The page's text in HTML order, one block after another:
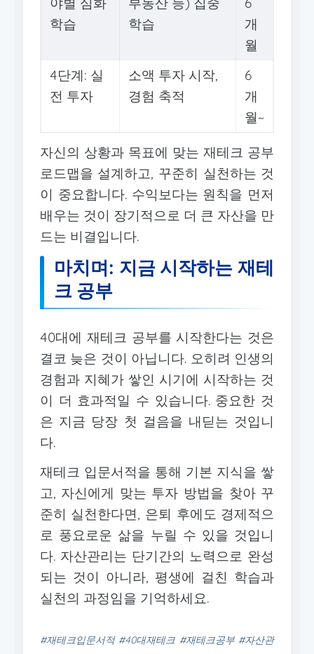
학습
학습
개
월
4단계: 실
전 투자
소액 투자 시작,
경험 축적
6
개
월~
자신의 상황과 목표에 맞는 재테크 공부
로드맵을 설계하고, 꾸준히 실천하는 것
이 중요합니다. 수익보다는 원칙을 먼저
배우는 것이 장기적으로 더 큰 자산을 만
드는 비결입니다.
마치며: 지금 시작하는 재테
크 공부
40대에 재테크 공부를 시작한다는 것은
결코 늦은 것이 아닙니다. 오히려 인생의
경험과 지혜가 쌓인 시기에 시작하는 것
이 더 효과적일 수 있습니다. 중요한 것
은 지금 당장 첫 걸음을 내딛는 것입니
다.
재테크 입문서적을 통해 기본 지식을 쌓
고, 자신에게 맞는 투자 방법을 찾아 꾸
준히 실천한다면, 은퇴 후에도 경제적으
로 풍요로운 삶을 누릴 수 있을 것입니
다. 자산관리는 단기간의 노력으로 완성
되는 것이 아니라, 평생에 걸친 학습과
실천의 과정임을 기억하세요.
#재테크입문서적 #40대재테크 #재테크공부 #자산관